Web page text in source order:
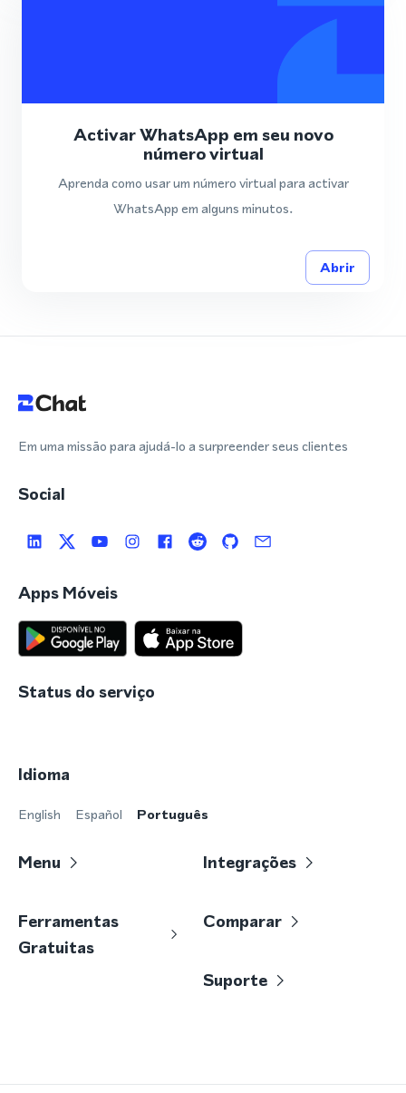
Activar WhatsApp em seu novo
número virtual
Aprenda como usar um número virtual para activar
WhatsApp em alguns minutos.
Abrir
Em uma missão para ajudá-lo a surpreender seus clientes
Social
Apps Móveis
Status do serviço
Idioma
English Español Português
Menu Integrações
Ferramentas
Gratuitas
Comparar
Suporte